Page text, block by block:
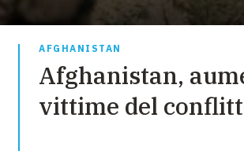
DIVERSI MODI
COMODO PER TE
AFGHANISTAN
Afghanistan,
vittime del